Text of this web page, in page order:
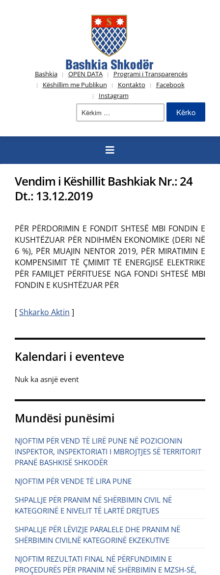
Bashkia OPEN DATA
Programi i Transparencës
Këshillim me Publikun
Kontakto
Facebook
Instagram
Kërko
Vendim i Këshillit Bashkiak Nr.: 24
Dt.: 13.12.2019
PËR PËRDORIMIN E FONDIT SHTESË MBI FONDIN E
KUSHTËZUAR PËR NDIHMËN EKONOMIKE (DERI NË
6 %), PËR MUAJIN NENTOR 2019, PËR MIRATIMIN E
KOMPENSIMIT TË ÇMIMIT TË ENERGJISË ELEKTRIKE
PËR FAMILJET PËRFITUESE NGA FONDI SHTESË MBI
FONDIN E KUSHTËZUAR PËR
[Shkarko Aktin ]
Kalendari i eventeve
Nuk ka asnjë event
Mundësi punësimi
NJOFTIM PËR VEND TË LIRË PUNE NË POZICIONIN
INSPEKTOR, INSPEKTORIATI I MBROJTJES SË TERRITORIT
PRANË BASHKISË SHKODËR
NJOFTIM PËR VENDE TË LIRA PUNE
SHPALLJE PËR PRANIM NË SHËRBIMIN CIVIL NË
KATEGORINË E NIVELIT TË LARTË DREJTUES
SHPALLJE PËR LËVIZJE PARALELE DHE PRANIM NË
SHËRBIMIN CIVILNË KATEGORINË EKZEKUTIVE
NJOFTIM REZULTATI FINAL NË PËRFUNDIMIN E
PROÇEDURËS PËR PRANIM NË SHËRBIMIN E MZSH-SË,